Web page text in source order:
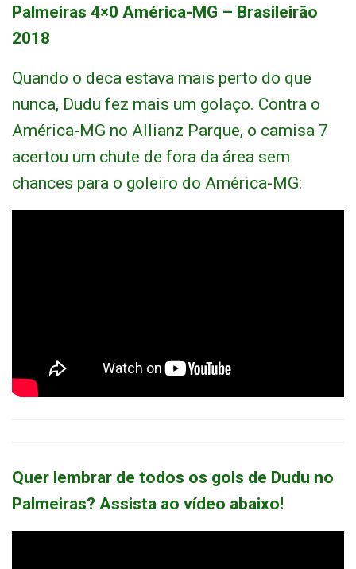
Palmeiras 4×0 América-MG – Brasileirão
2018
Quando o deca estava mais perto do que
nunca, Dudu fez mais um golaço. Contra o
América-MG no Allianz Parque, o camisa 7
acertou um chute de fora da área sem
chances para o goleiro do América-MG:
Quer lembrar de todos os gols de Dudu no
Palmeiras? Assista ao vídeo abaixo!